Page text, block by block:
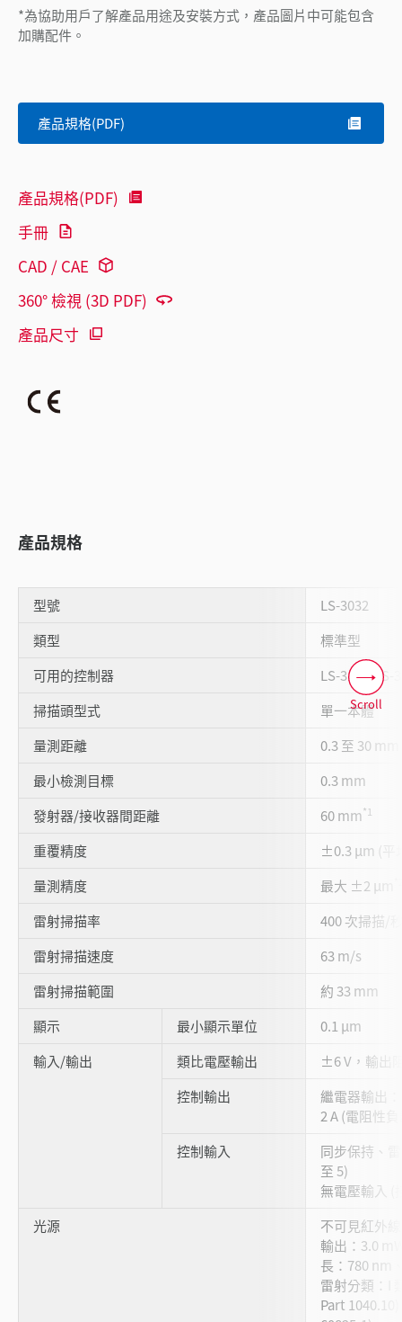
*為協助用戶了解產品用途及安裝方式，產品圖片中可能包含
加購配件。
產品規格(PDF)
產品規格(PDF)
手冊
CAD / CAE
360° 檢視 (3D PDF)
產品尺寸
產品規格
型號
LS-3032
類型
標準型
可用的控制器
LS-3100/LS-
掃描頭型式
單一本體
量測距離
0.3 至 30 mm
最小檢測目標
0.3 mm
發射器/接收器間距離
60 mm*1
重覆精度
±0.3 µm (平
量測精度
最大 ±2 µm
雷射掃描率
400 次掃描/
雷射掃描速度
63 m/s
雷射掃描範圍
約 33 mm
顯示
最小顯示單位
0.1 µm
輸入/輸出
類比電壓輸出
±6 V，輸出
控制輸出
繼電器輸出
2 A (電阻性
控制輸入
同步保持、
至 5)
無電壓輸入 (
光源
不可見紅外
輸出：3.0
長：780 nm
雷射分類：I
Part
Scroll